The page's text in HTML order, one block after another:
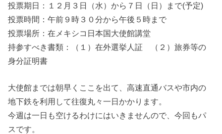
投票期日：１２月３日（水）から７日（日）まで(予定)
投票時間：午前９時３０分から午後５時まで
投票場所：在メキシコ日本国大使館講堂
持参すべき書類：（１）在外選挙人証 （２）旅券等の
身分証明書
大使館までは朝早くここを出て、高速直通バスや市内の
地下鉄を利用して往復丸々一日かかります。
今週は一日も空けるわけにはいきませんので、今回もパ
スです。